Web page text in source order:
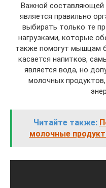
Важной составляющей
является правильно
выбирать только те
нагрузками, которые
также помогут мышцам
касается напитков,
является вода, но
молочных
Читайте также:
молочные